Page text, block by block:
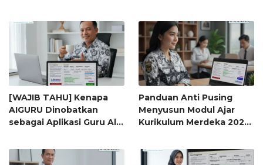
Hitungan Detik
Berubah Menjadi
Langganan Bulanan
[WAJIB TAHU] Kenapa
AIGURU Dinobatkan
sebagai Aplikasi Guru All-
Soal + RPP Sekaligus!)
Panduan Anti Pusing
Menyusun Modul Ajar
Kurikulum Merdeka 2025
(Bukan Sekadar
Template!)